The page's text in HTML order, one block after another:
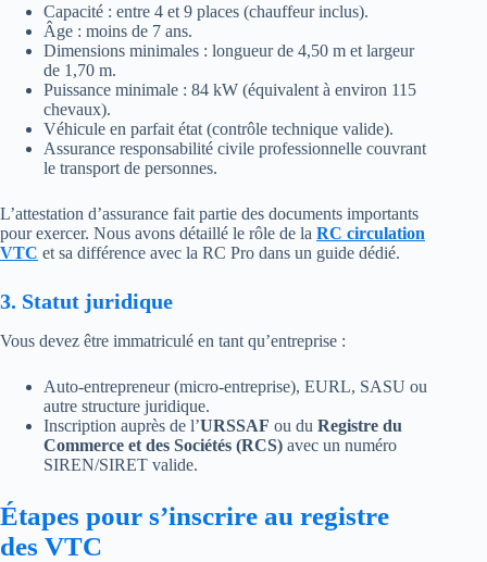
Capacité : entre 4 et 9 places (chauffeur inclus).
Âge : moins de 7 ans.
Dimensions minimales : longueur de 4,50 m et largeur
de 1,70 m.
Puissance minimale : 84 kW (équivalent à environ 115
chevaux).
Véhicule en parfait état (contrôle technique valide).
Assurance responsabilité civile professionnelle couvrant
le transport de personnes.
L’attestation d’assurance fait partie des documents importants
pour exercer. Nous avons détaillé le rôle de la RC circulation
VTC et sa différence avec la RC Pro dans un guide dédié.
3. Statut juridique
Vous devez être immatriculé en tant qu’entreprise :
Auto-entrepreneur (micro-entreprise), EURL, SASU ou
autre structure juridique.
Inscription auprès de l’URSSAF ou du Registre du
Commerce et des Sociétés (RCS) avec un numéro
SIREN/SIRET valide.
Étapes pour s’inscrire au registre
des VTC